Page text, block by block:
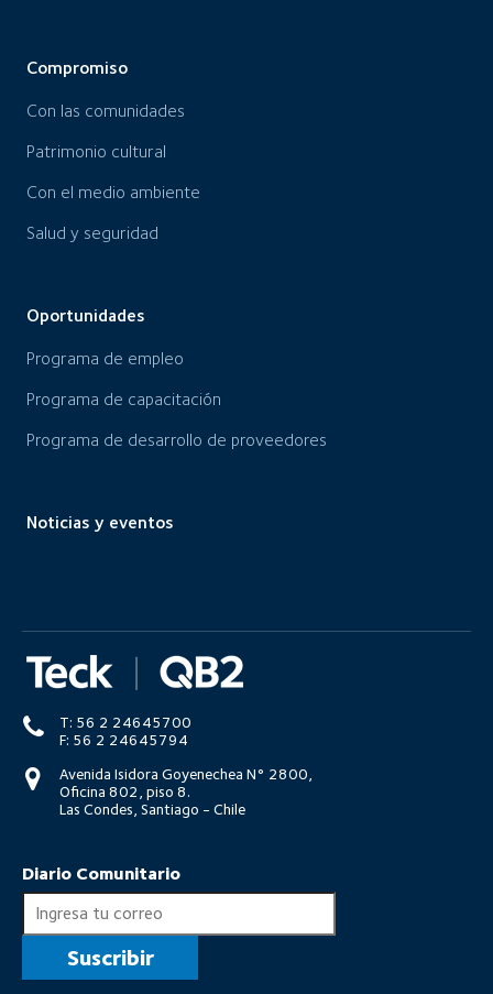
Compromiso
Con las comunidades
Patrimonio cultural
Con el medio ambiente
Salud y seguridad
Oportunidades
Programa de empleo
Programa de capacitación
Programa de desarrollo de proveedores
Noticias y eventos
T: 56 2 24645700
F: 56 2 24645794
Avenida Isidora Goyenechea N° 2800,
Oficina 802, piso 8.
Las Condes, Santiago - Chile
Diario Comunitario